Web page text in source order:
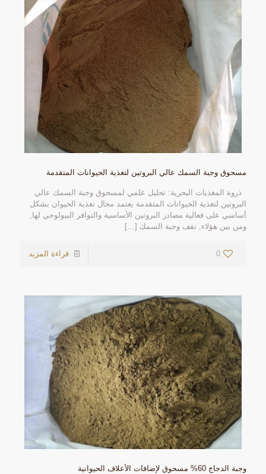
مسحوق وجبة السمك عالي البروتين لتغذية الحيوانات المتقدمة
ذروة المغذيات البحرية: تحليل علمي لمسحوق وجبة السمك عالي
البروتين لتغذية الحيوانات المتقدمة يعتمد مجال تغذية الحيوان بشكل
أساسي على فعالية مصادر البروتين الأساسية والتوافر البيولوجي لها,
ومن بين هؤلاء, تقف وجبة السمك […]
0 قراءة المزيد
وجبة الدجاج 60% مسحوق لإضافات الأعلاف الحيوانية